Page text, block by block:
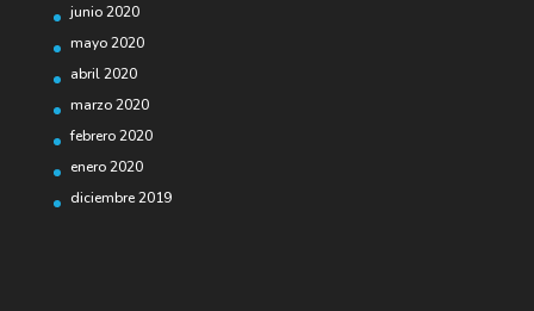
junio 2020
mayo 2020
abril 2020
marzo 2020
febrero 2020
enero 2020
diciembre 2019